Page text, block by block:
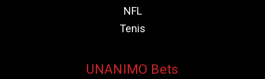
NFL
Tenis
UNANIMO Bets